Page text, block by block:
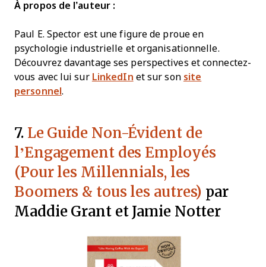
À propos de l’auteur :
Paul E. Spector est une figure de proue en
psychologie industrielle et organisationnelle.
Découvrez davantage ses perspectives et connectez-
vous avec lui sur LinkedIn et sur son site
personnel .
7. Le Guide Non-Évident de
l’Engagement des Employés
(Pour les Millennials, les
Boomers & tous les autres) par
Maddie Grant et Jamie Notter